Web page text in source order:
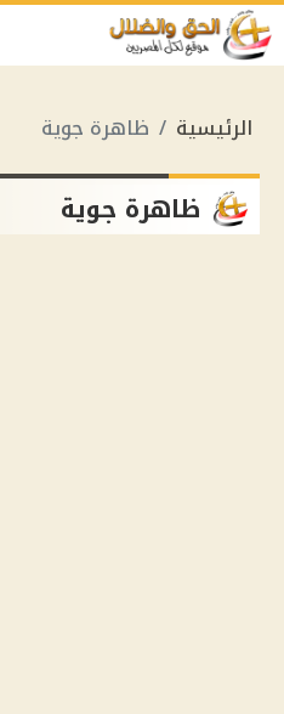
الرئيسية ظاهرة جوية
ظاهرة جوية